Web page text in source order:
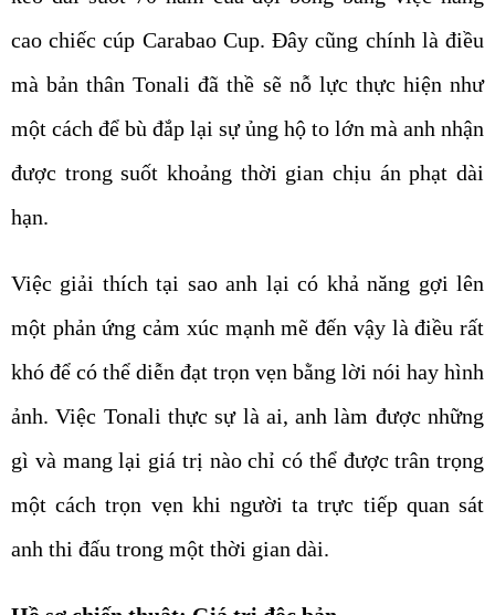
cao chiếc cúp Carabao Cup. Đây cũng chính là điều
mà bản thân Tonali đã thề sẽ nỗ lực thực hiện như
một cách để bù đắp lại sự ủng hộ to lớn mà anh nhận
được trong suốt khoảng thời gian chịu án phạt dài
hạn.
Việc giải thích tại sao anh lại có khả năng gợi lên
một phản ứng cảm xúc mạnh mẽ đến vậy là điều rất
khó để có thể diễn đạt trọn vẹn bằng lời nói hay hình
ảnh. Việc Tonali thực sự là ai, anh làm được những
gì và mang lại giá trị nào chỉ có thể được trân trọng
một cách trọn vẹn khi người ta trực tiếp quan sát
anh thi đấu trong một thời gian dài.